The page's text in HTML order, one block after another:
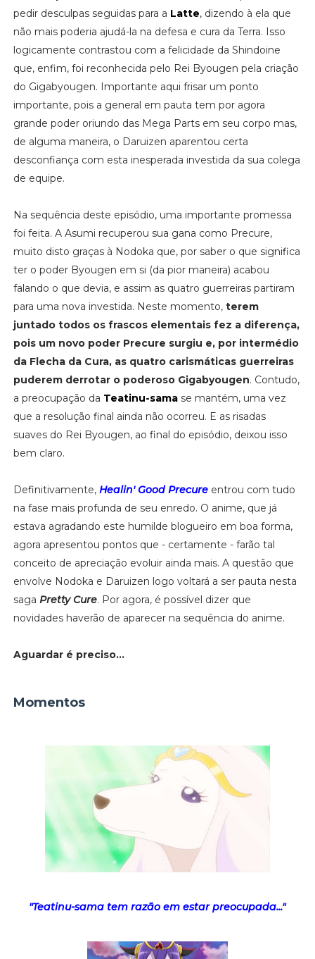
pedir desculpas seguidas para a Latte, dizendo à ela que
não mais poderia ajudá-la na defesa e cura da Terra. Isso
logicamente contrastou com a felicidade da Shindoine
que, enfim, foi reconhecida pelo Rei Byougen pela criação
do Gigabyougen. Importante aqui frisar um ponto
importante, pois a general em pauta tem por agora
grande poder oriundo das Mega Parts em seu corpo mas,
de alguma maneira, o Daruizen aparentou certa
desconfiança com esta inesperada investida da sua colega
de equipe.
Na sequência deste episódio, uma importante promessa
foi feita. A Asumi recuperou sua gana como Precure,
muito disto graças à Nodoka que, por saber o que significa
ter o poder Byougen em si (da pior maneira) acabou
falando o que devia, e assim as quatro guerreiras partiram
para uma nova investida. Neste momento, terem
juntado todos os frascos elementais fez a diferença,
pois um novo poder Precure surgiu e, por intermédio
da Flecha da Cura, as quatro carismáticas guerreiras
puderem derrotar o poderoso Gigabyougen. Contudo,
a preocupação da Teatinu-samase mantém, uma vez
que a resolução final ainda não ocorreu. E as risadas
suaves do Rei Byougen, ao final do episódio, deixou isso
bem claro.
Definitivamente, Healin' Good Precureentrou com tudo
na fase mais profunda de seu enredo. O anime, que já
estava agradando este humilde blogueiro em boa forma,
agora apresentou pontos que - certamente - farão tal
conceito de apreciação evoluir ainda mais. A questão que
envolve Nodoka e Daruizen logo voltará a ser pauta nesta
saga Pretty Cure. Por agora, é possível dizer que
novidades haverão de aparecer na sequência do anime.
Aguardar é preciso...
Momentos
"Teatinu-sama tem razão em estar preocupada..."